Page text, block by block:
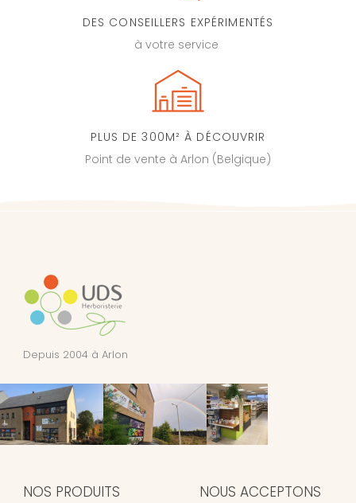
DES CONSEILLERS EXPÉRIMENTÉS
à votre service
PLUS DE 300M² À DÉCOUVRIR
Point de vente à Arlon (Belgique)
Depuis 2004 à Arlon
NOS PRODUITS NOUS ACCEPTONS